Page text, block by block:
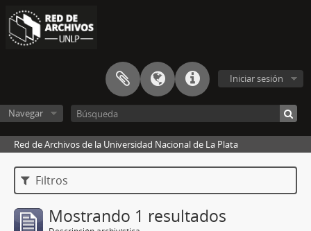
Iniciar sesión
Navegar
Red de Archivos de la Universidad Nacional de La Plata
Filtros
Mostrando 1 resultados